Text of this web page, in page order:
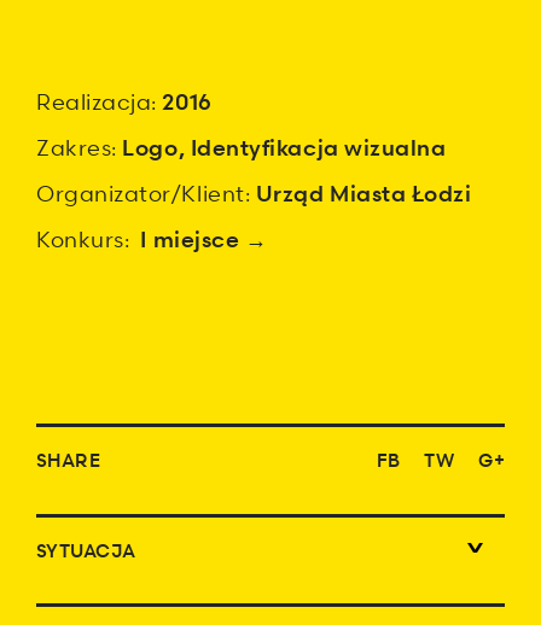
Realizacja: 2016
Zakres: Logo, Identyfikacja wizualna
Organizator/Klient: Urząd Miasta Łodzi
Konkurs: I miejsce →
SHARE FB TW G+
SYTUACJA